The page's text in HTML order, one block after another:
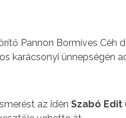
Pannon Bormíves Céh
karácsonyi ünnepségén
az idén Szabó Edit